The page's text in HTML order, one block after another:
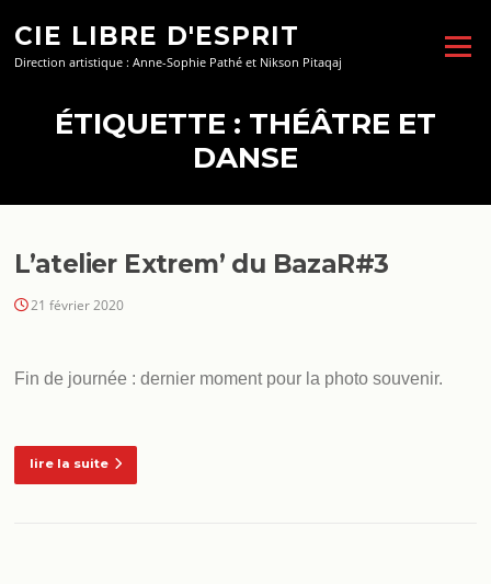
contenu
CIE LIBRE D'ESPRIT
Direction artistique : Anne-Sophie Pathé et Nikson Pitaqaj
Menu
ÉTIQUETTE : THÉÂTRE ET
DANSE
L’atelier Extrem’ du BazaR#3
21 février 2020
Fin de journée : dernier moment pour la photo souvenir.
lire la suite